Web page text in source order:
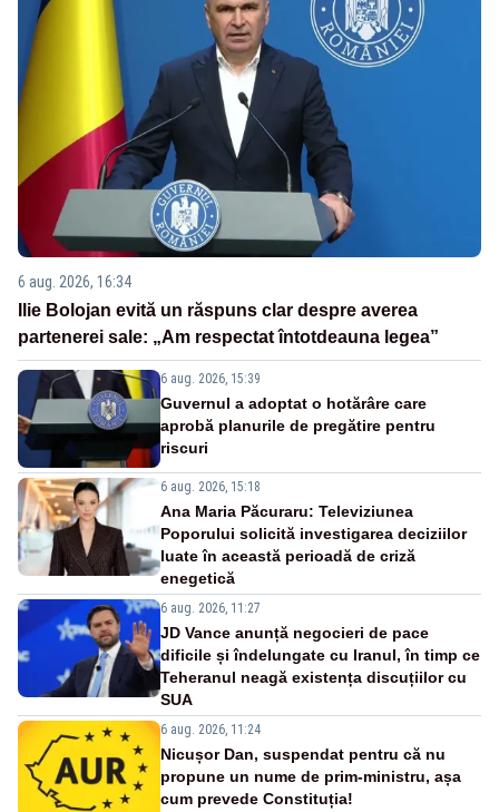
6 aug. 2026, 16:34
Ilie Bolojan evită un răspuns clar despre averea
partenerei sale: „Am respectat întotdeauna legea”
6 aug. 2026, 15:39
Guvernul a adoptat o hotărâre care
aprobă planurile de pregătire pentru
riscuri
6 aug. 2026, 15:18
Ana Maria Păcuraru: Televiziunea
Poporului solicită investigarea deciziilor
luate în această perioadă de criză
enegetică
6 aug. 2026, 11:27
JD Vance anunță negocieri de pace
dificile și îndelungate cu Iranul, în timp ce
Teheranul neagă existența discuțiilor cu
SUA
6 aug. 2026, 11:24
Nicușor Dan, suspendat pentru că nu
propune un nume de prim-ministru, așa
cum prevede Constituția!